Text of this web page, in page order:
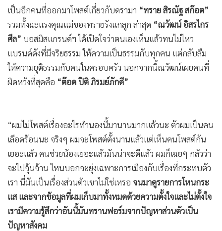
• การเมือง
• ท่องเที่ยว
• กีฬา
• ต่างประเทศ
• Special Scoop
• เศรษฐกิจ-ธุรกิจ
อาชญากรรม
• Motoring
• เกม
• วิทยาศาสตร์
หุ้น
• อินโดจีน
เป็นอีกคนที่ออกมาโพสต์เกี่ยวกับดรามา “ทราย สิรณัฐ สก๊อต”
รวมทั้งฉะแรงคุณแม่ของทรายรังแกลูก ล่าสุด “ณวัฒน์ อิสรไกร
ศีล” บอสมิสแกรนด์ฯ ได้เปิดใจว่าตนเองเห็นแล้วทนไม่ไหว
แบรนด์ดังที่มีจริยธรรม ให้ความเป็นธรรมกับทุกคน แต่กลับลืม
ให้ความยุติธรรมกับคนในครอบครัว นอกจากนี้ณวัฒน์เผยคนที่
ผิดหวังที่สุดคือ “ต๊อด ปิติ ภิรมย์ภักดี”
“ผมไม่โพสต์เรื่องอะไรทำนองนี้มานานมากแล้วนะ ตัวผมเป็นคน
เลือดร้อนนะ จริงๆ ผมจะโพสต์ตั้งนานแล้วแต่เห็นคนโพสต์กัน
เยอะแล้ว คนช่วยน้องเยอะแล้วมันน่าจะดีแล้ว ผมก็เฉยๆ กลัวว่า
จะไปจุ้นจ้าน ไหนบอกจะยุ่งเฉพาะการเมืองกับเรื่องที่กระทบตัว
เรา นี่มันเป็นเรื่องส่วนตัวเขาไม่ใช่เหรอ จนมาดูรายการโหนกระ
แส และจากข้อมูลที่ผมเก็บมาทั้งหมดด้วยความตั้งใจและไม่ตั้งใจ
เรามีความรู้สึกว่าอันนี้มันทรานฟอร์มจากปัญหาส่วนตัวเป็น
ปัญหาสังคม